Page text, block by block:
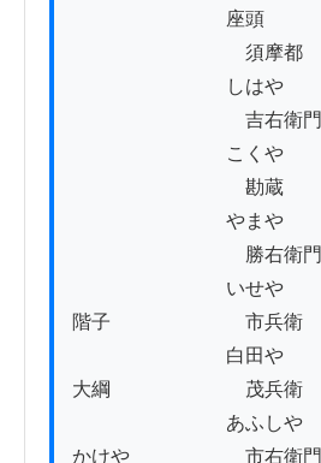
座頭
須摩都
しはや
吉右衛門
こくや
勘蔵
やまや
勝右衛門
いせや
階子　　　　　　　市兵衛
白田や
大綱　　　　　　　茂兵衛
あふしや
かけや　　　　　　市右衛門